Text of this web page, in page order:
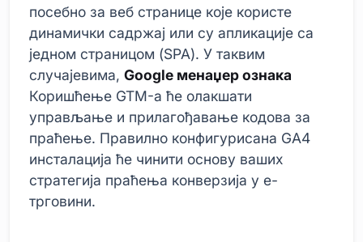
посебно за веб странице које користе
динамички садржај или су апликације са
једном страницом (SPA). У таквим
случајевима, Google менаџер ознака
Коришћење GTM-а ће олакшати
управљање и прилагођавање кодова за
праћење. Правилно конфигурисана GA4
инсталација ће чинити основу ваших
стратегија праћења конверзија у е-
трговини.